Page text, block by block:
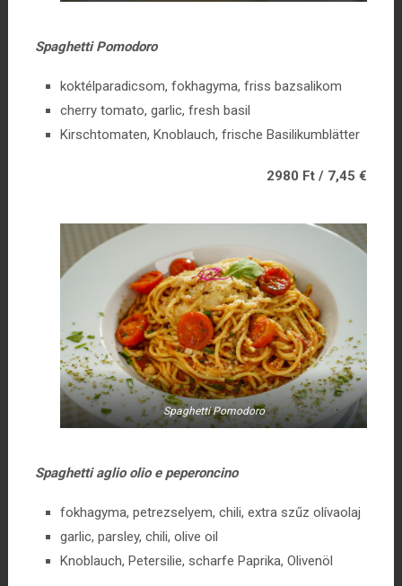
Spaghetti Pomodoro
koktélparadicsom, fokhagyma, friss bazsalikom
cherry tomato, garlic, fresh basil
Kirschtomaten, Knoblauch, frische Basilikumblätter
2980 Ft / 7,45 €
Spaghetti Pomodoro
Spaghetti aglio olio e peperoncino
fokhagyma, petrezselyem, chili, extra szűz olívaolaj
garlic, parsley, chili, olive oil
Knoblauch, Petersilie, scharfe Paprika, Olivenöl